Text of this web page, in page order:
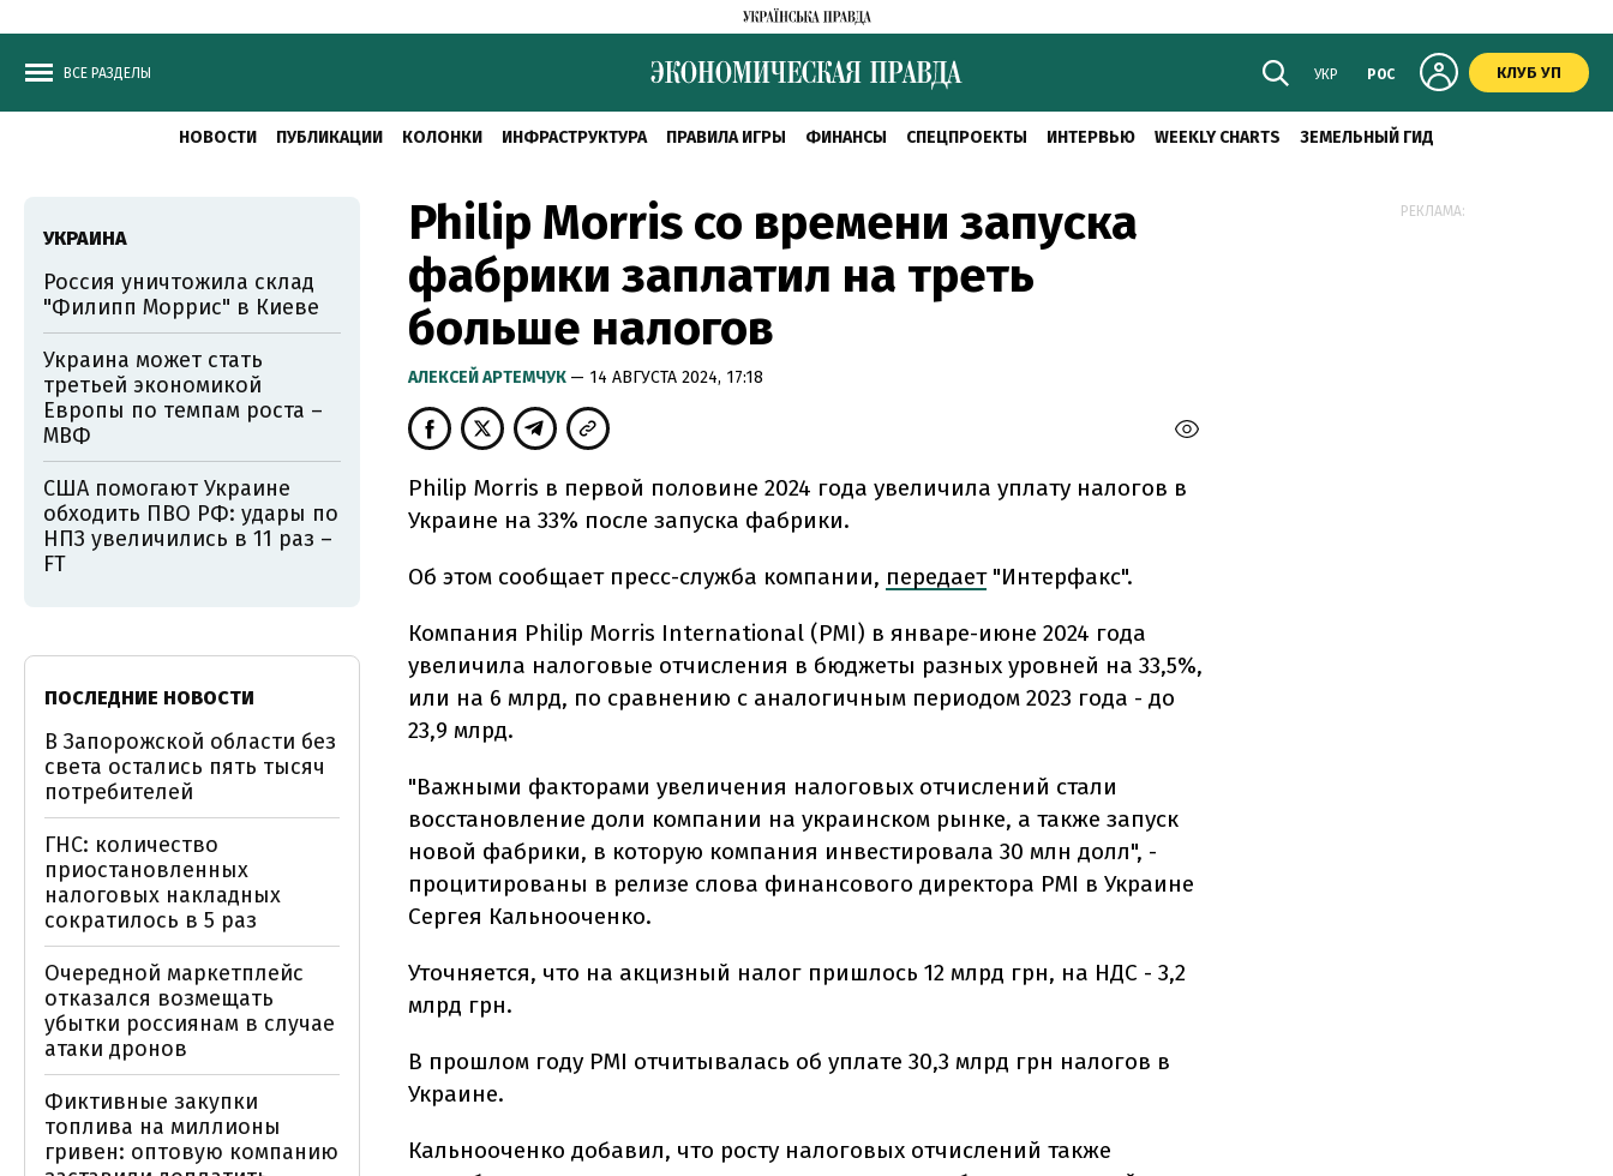
ВСЕ РАЗДЕЛЫ УКР РОС КЛУБ УП
НОВОСТИ ПУБЛИКАЦИИ КОЛОНКИ ИНФРАСТРУКТУРА ПРАВИЛА ИГРЫ ФИНАНСЫ СПЕЦПРОЕКТЫ ИНТЕРВЬЮ WEEKLY CHARTS ЗЕМЕЛЬНЫЙ ГИД
Philip Morris со времени запуска
фабрики заплатил на треть
больше налогов
АЛЕКСЕЙ АРТЕМЧУК — 14 АВГУСТА 2024, 17:18
Philip Morris в первой половине 2024 года увеличила уплату налогов в
Украине на 33% после запуска фабрики.
Об этом сообщает пресс-служба компании, передает"Интерфакс".
Компания Philip Morris International (PMI) в январе-июне 2024 года
увеличила налоговые отчисления в бюджеты разных уровней на 33,5%,
или на 6 млрд, по сравнению с аналогичным периодом 2023 года - до
23,9 млрд.
"Важными факторами увеличения налоговых отчислений стали
восстановление доли компании на украинском рынке, а также запуск
новой фабрики, в которую компания инвестировала 30 млн долл", -
процитированы в релизе слова финансового директора PMI в Украине
Сергея Кальнооченко.
Уточняется, что на акцизный налог пришлось 12 млрд грн, на НДС - 3,2
млрд грн.
В прошлом году PMI отчитывалась об уплате 30,3 млрд грн налогов в
Украине.
Кальнооченко добавил, что росту налоговых отчислений также
УКРАИНА
Россия уничтожила склад
"Филипп Моррис" в Киеве
Украина может стать
третьей экономикой
Европы по темпам роста –
МВФ
США помогают Украине
обходить ПВО РФ: удары по
НПЗ увеличились в 11 раз –
FT
ПОСЛЕДНИЕ НОВОСТИ
В Запорожской области без
света остались пять тысяч
потребителей
ГНС: количество
приостановленных
налоговых накладных
сократилось в 5 раз
Очередной маркетплейс
отказался возмещать
убытки россиянам в случае
атаки дронов
Фиктивные закупки
топлива на миллионы
гривен: оптовую компанию
РЕКЛАМА: